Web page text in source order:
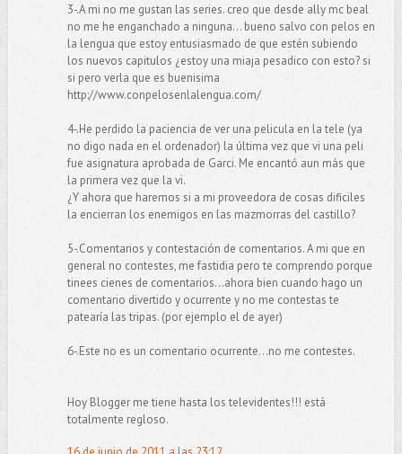
3-.A mi no me gustan las series. creo que desde ally mc beal
no me he enganchado a ninguna... bueno salvo con pelos en
la lengua que estoy entusiasmado de que estén subiendo
los nuevos capitulos ¿estoy una miaja pesadico con esto? si
si pero verla que es buenisima
http://www.conpelosenlalengua.com/
4-.He perdido la paciencia de ver una pelicula en la tele (ya
no digo nada en el ordenador) la última vez que vi una peli
fue asignatura aprobada de Garci. Me encantó aun más que
la primera vez que la vi.
¿Y ahora que haremos si a mi proveedora de cosas dificiles
la encierran los enemigos en las mazmorras del castillo?
5-.Comentarios y contestación de comentarios. A mi que en
general no contestes, me fastidia pero te comprendo porque
tinees cienes de comentarios...ahora bien cuando hago un
comentario divertido y ocurrente y no me contestas te
patearía las tripas. (por ejemplo el de ayer)
6-.Este no es un comentario ocurrente...no me contestes.
Hoy Blogger me tiene hasta los televidentes!!! está
totalmente regloso.